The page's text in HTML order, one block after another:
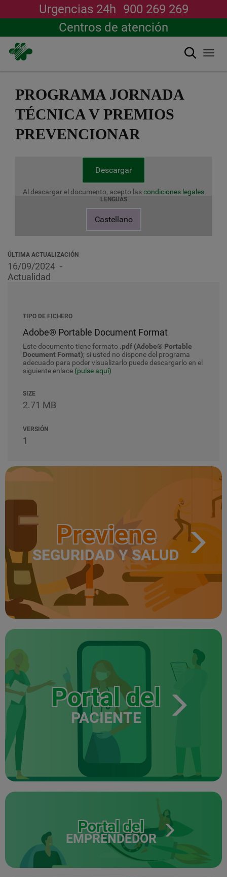
contenido
principal
Urgencias 24h 900 269 269
Centros de atención
Buscar
PROGRAMA JORNADA
TÉCNICA V PREMIOS
PREVENCIONAR
Descargar
Al descargar el documento, acepto lascondiciones legales
LENGUAS
Castellano
ÚLTIMA ACTUALIZACIÓN
16/09/2024
Actualidad
TIPO DE FICHERO
Adobe® Portable Document Format
Este documento tiene formato .pdf (Adobe® Portable
Document Format); si usted no dispone del programa
adecuado para poder visualizarlo puede descargarlo en el
siguiente enlace (pulse aquí)
SIZE
2.71 MB
VERSIÓN
1
Previene
SEGURIDAD Y SALUD
Portal del
PACIENTE
Portal del
EMPRENDEDOR